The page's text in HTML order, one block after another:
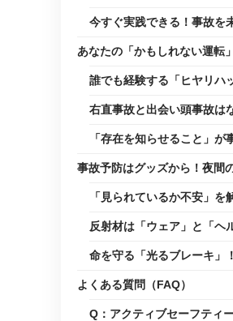
今すぐ実践できる！事故を
あなたの「かもしれない運転
誰でも経験する「ヒヤリハ
右直事故と出会い頭事故は
「存在を知らせること」
事故予防はグッズから！夜間
「見られているか不安」
反射材は「ウェア」と「ヘ
命を守る「光るブレーキ」
よくある質問（FAQ）
Q：アクティブセーフティ